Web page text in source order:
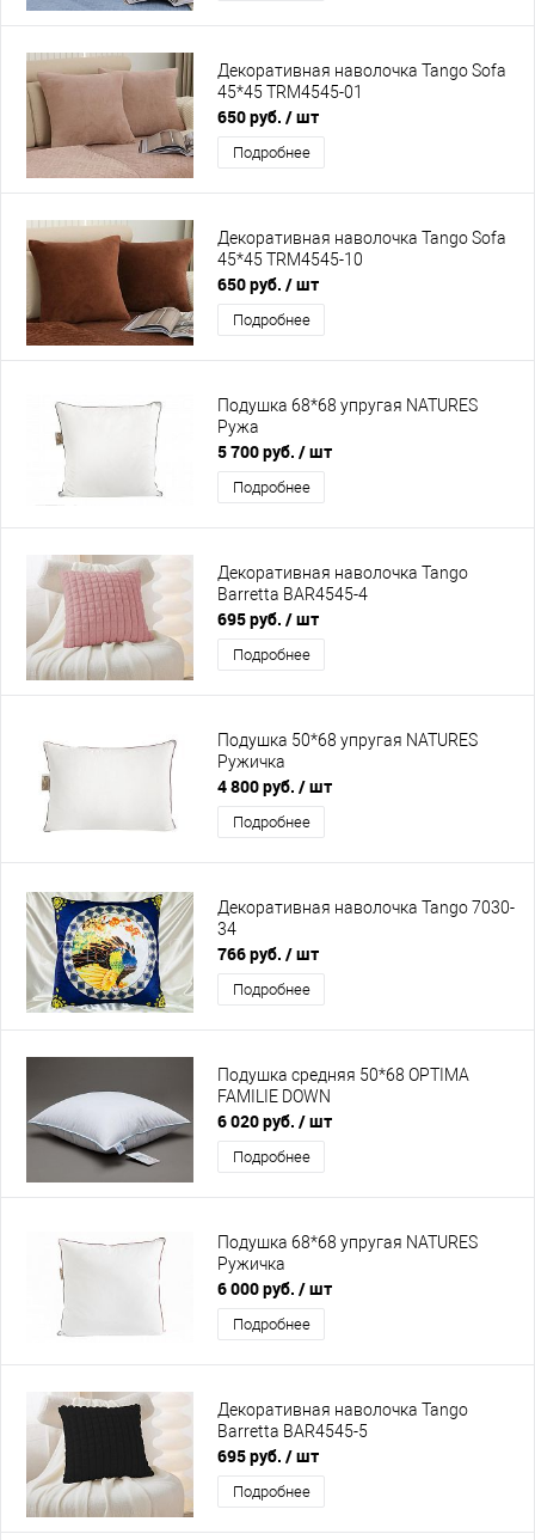
Декоративная наволочка Tango Sofa
45*45 TRM4545-01
650 руб. / шт
Подробнее
Декоративная наволочка Tango Sofa
45*45 TRM4545-10
650 руб. / шт
Подробнее
Подушка 68*68 упругая NATURES
Ружа
5 700 руб. / шт
Подробнее
Декоративная наволочка Tango
Barretta BAR4545-4
695 руб. / шт
Подробнее
Подушка 50*68 упругая NATURES
Ружичка
4 800 руб. / шт
Подробнее
Декоративная наволочка Tango 7030-
34
766 руб. / шт
Подробнее
Подушка средняя 50*68 OPTIMA
FAMILIE DOWN
6 020 руб. / шт
Подробнее
Подушка 68*68 упругая NATURES
Ружичка
6 000 руб. / шт
Подробнее
Декоративная наволочка Tango
Barretta BAR4545-5
695 руб. / шт
Подробнее